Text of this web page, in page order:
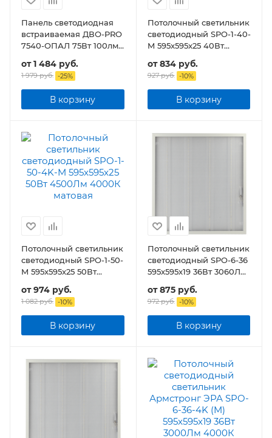
Панель светодиодная
встраиваемая ДВО-PRO
7540-ОПАЛ 75Вт 100лм/
Вт CRI80 IP40
595х595х30мм
от1 484 руб.
1 979 руб. -25%
В корзину
Потолочный светильник
светодиодный SPO-1-40-
M 595x595x25 40Вт
3200Лм матовая
от834 руб.
927 руб. -10%
В корзину
Потолочный светильник
светодиодный SPO-1-50-
M 595x595x25 50Вт
от974 руб.
1 082 руб. -10%
В корзину
Потолочный светильник
светодиодный SPO-6-36
595x595x19 36Вт 3060Лм
от875 руб.
972 руб. -10%
В корзину